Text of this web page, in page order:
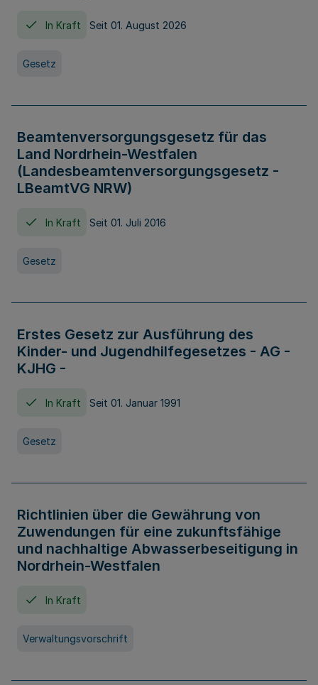
In Kraft Seit 01. August 2026
Gesetz
Beamtenversorgungsgesetz für das
Land Nordrhein-Westfalen
(Landesbeamtenversorgungsgesetz -
LBeamtVG NRW)
In Kraft Seit 01. Juli 2016
Gesetz
Erstes Gesetz zur Ausführung des
Kinder- und Jugendhilfegesetzes - AG -
KJHG -
In Kraft Seit 01. Januar 1991
Gesetz
Richtlinien über die Gewährung von
Zuwendungen für eine zukunftsfähige
und nachhaltige Abwasserbeseitigung in
Nordrhein-Westfalen
In Kraft
Verwaltungsvorschrift